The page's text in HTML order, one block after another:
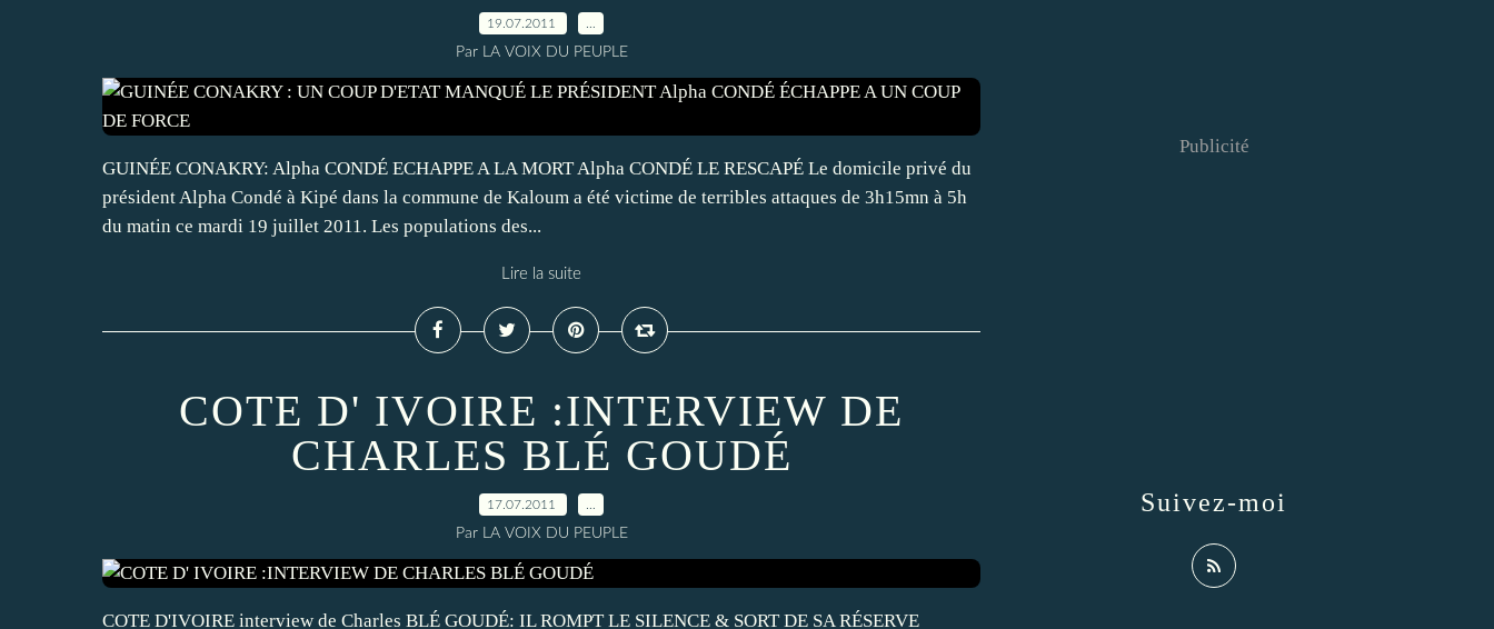
19.07.2011
Par LA VOIX DU PEUPLE
GUINÉE CONAKRY: Alpha CONDÉ ECHAPPE A LA MORT Alpha CONDÉ LE RESCAPÉ Le domicile privé du
président Alpha Condé à Kipé dans la commune de Kaloum a été victime de terribles attaques de 3h15mn à 5h
du matin ce mardi 19 juillet 2011. Les populations des...
Lire la suite
COTE D' IVOIRE :INTERVIEW DE
CHARLES BLÉ GOUDÉ
17.07.2011
Par LA VOIX DU PEUPLE
COTE D'IVOIRE interview de Charles BLÉ GOUDÉ: IL ROMPT LE SILENCE & SORT DE SA RÉSERVE
Suivez-moi
Publicité